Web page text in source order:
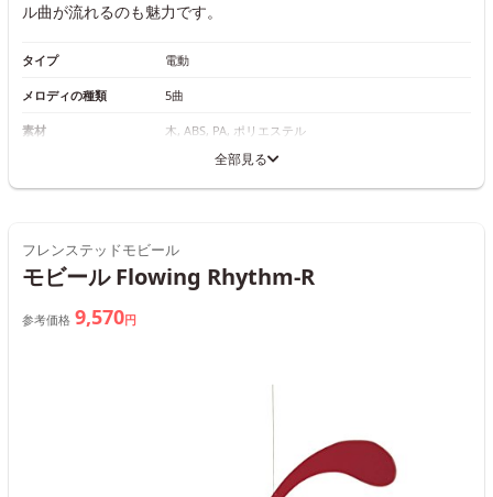
ル曲が流れるのも魅力です。
タイプ 電動
メロディの種類 5曲
素材 木, ABS, PA, ポリエステル
全部見る
フレンステッドモビール
モビール Flowing Rhythm-R
参考価格 9,570円